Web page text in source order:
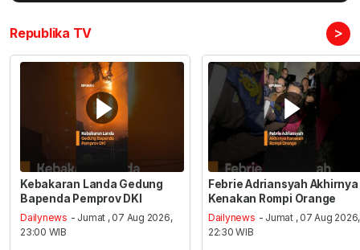
Republika TV >
Kebakaran Landa Gedung
Bapenda Pemprov DKI
Dailynews - Jumat , 07 Aug 2026,
23:00 WIB
Febrie Adriansyah Akhirnya
Kenakan Rompi Orange
Dailynews - Jumat , 07 Aug 2026,
22:30 WIB